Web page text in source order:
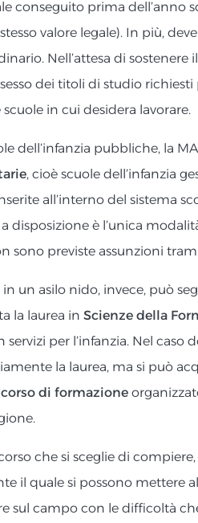
conseguito prima dell’anno
valore legale). In più,
Nell’attesa di
dei titoli di studio richiesti
scuole in cui desidera lavorare.
dell’infanzia pubbliche, la
, cioè scuole dell’infanzia
all’interno del sistema
disposizione è l’unica
sono previste assunzioni
un asilo nido, invece, può
la laurea in Scienze della
servizi per l’infanzia. Nel caso
la laurea, ma si può
corso di formazione
che si sceglie di
il quale si possono mettere
sul campo con le difficoltà